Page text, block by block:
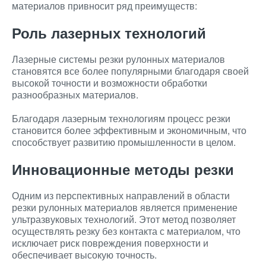
материалов привносит ряд преимуществ:
Роль лазерных технологий
Лазерные системы резки рулонных материалов
становятся все более популярными благодаря своей
высокой точности и возможности обработки
разнообразных материалов.
Благодаря лазерным технологиям процесс резки
становится более эффективным и экономичным, что
способствует развитию промышленности в целом.
Инновационные методы резки
Одним из перспективных направлений в области
резки рулонных материалов является применение
ультразвуковых технологий. Этот метод позволяет
осуществлять резку без контакта с материалом, что
исключает риск повреждения поверхности и
обеспечивает высокую точность.